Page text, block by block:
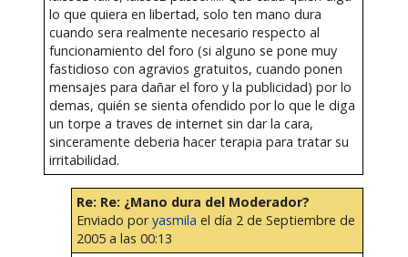
lo que quiera en libertad, solo ten mano dura
cuando sera realmente necesario respecto al
funcionamiento del foro (si alguno se pone muy
fastidioso con agravios gratuitos, cuando ponen
mensajes para dañar el foro y la publicidad) por lo
demas, quién se sienta ofendido por lo que le diga
un torpe a traves de internet sin dar la cara,
sinceramente deberia hacer terapia para tratar su
irritabilidad.
Re: Re: ¿Mano dura del Moderador?
Enviado poryasmila el día 2 de Septiembre de
2005 a las 00:13